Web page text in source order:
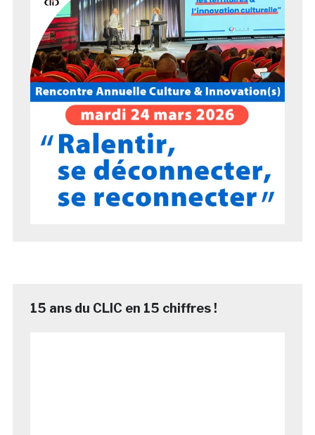
15 ans du CLIC en 15 chiffres !